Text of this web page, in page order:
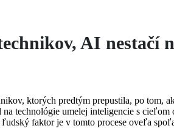
AI nestačí
ktorých predtým prepustila, po tom,
technológie umelej inteligencie s
faktor je v tomto procese oveľa